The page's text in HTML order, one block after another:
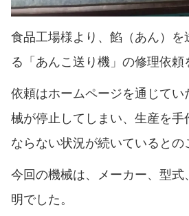
食品工場様より、餡（あん）
る「あんこ送り機」の修理依頼
依頼はホームページを通じて
械が停止してしまい、生産を
ならない状況が続いているとの
今回の機械は、メーカー、型
明でした。